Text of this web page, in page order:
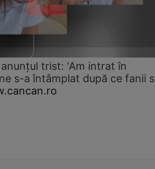
trist: 'Am intrat în
s-a întâmplat după ce fanii